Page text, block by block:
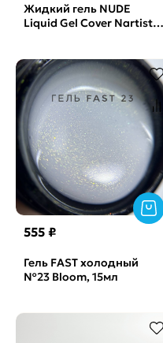
Жидкий гель NUDE
Liquid Gel Cover Nartist,
555 ₽
Гель FAST холодный
№23 Bloom, 15мл